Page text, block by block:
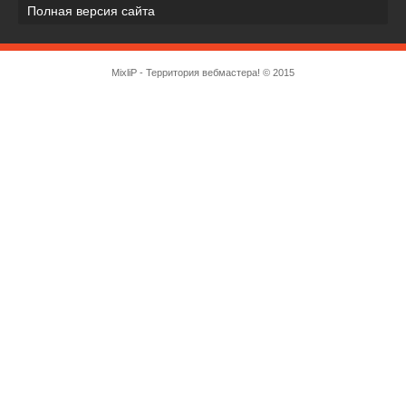
Полная версия сайта
MixliP - Территория вебмастера! © 2015